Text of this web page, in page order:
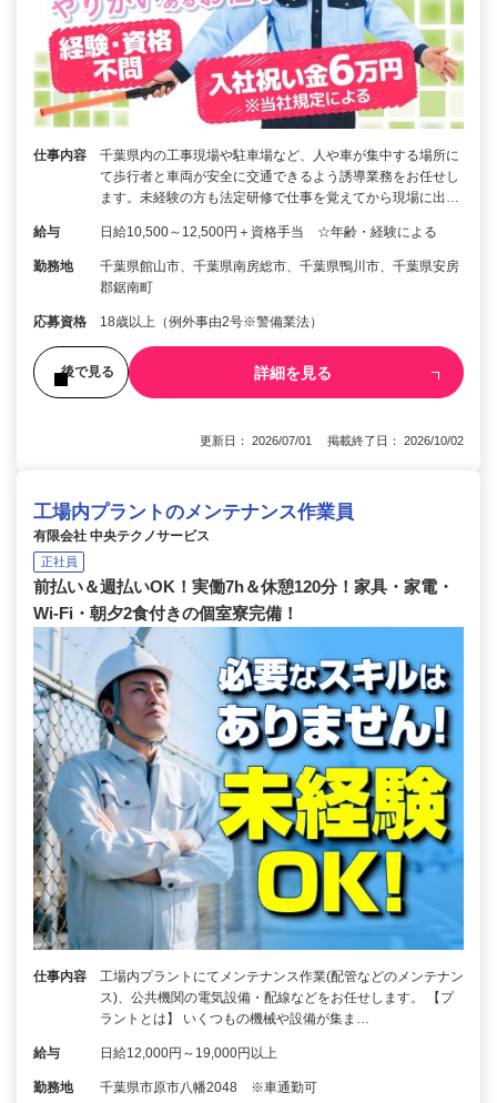
仕事内容
千葉県内の工事現場や駐車場など、人や車が集中する場所に
て歩行者と車両が安全に交通できるよう誘導業務をお任せし
ます。未経験の方も法定研修で仕事を覚えてから現場に出…
給与 日給10,500～12,500円＋資格手当 ☆年齢・経験による
勤務地
千葉県館山市、千葉県南房総市、千葉県鴨川市、千葉県安房
郡鋸南町
応募資格 18歳以上（例外事由2号※警備業法）
後で見る 詳細を見る
更新日： 2026/07/01 掲載終了日： 2026/10/02
工場内プラントのメンテナンス作業員
有限会社 中央テクノサービス
正社員
前払い＆週払いOK！実働7h＆休憩120分！家具・家電・
Wi-Fi・朝夕2食付きの個室寮完備！
仕事内容
工場内プラントにてメンテナンス作業(配管などのメンテナン
ス)、公共機関の電気設備・配線などをお任せします。 【プ
ラントとは】 いくつもの機械や設備が集ま…
給与 日給12,000円～19,000円以上
勤務地 千葉県市原市八幡2048 ※車通勤可